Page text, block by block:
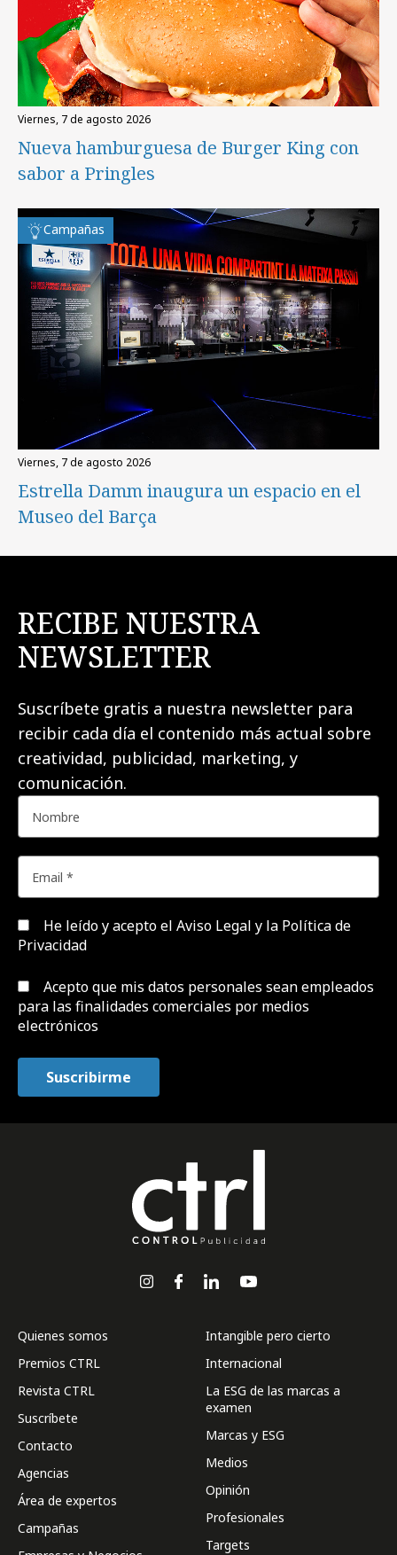
viernes, 7 de agosto 2026
Nueva hamburguesa de Burger King con
sabor a Pringles
Campañas
viernes, 7 de agosto 2026
Estrella Damm inaugura un espacio en el
Museo del Barça
RECIBE NUESTRA
NEWSLETTER
Suscríbete gratis a nuestra newsletter para
recibir cada día el contenido más actual sobre
creatividad, publicidad, marketing, y
comunicación.
He leído y acepto el Aviso Legal y la Política de
Privacidad
Acepto que mis datos personales sean empleados
para las finalidades comerciales por medios
electrónicos
Quienes somos
Premios CTRL
Revista CTRL
Suscríbete
Contacto
Agencias
Área de expertos
Campañas
Intangible pero cierto
Internacional
La ESG de las marcas a
examen
Marcas y ESG
Medios
Opinión
Profesionales
Targets